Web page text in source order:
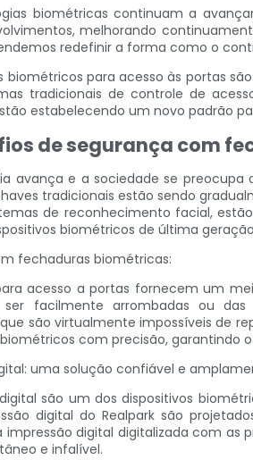
biométricas continuam a
melhorando
redefinir a forma como o
biométricos para acesso às portas
tradicionais de controle de
estabelecendo um novo padrão
de segurança com
avança e a sociedade se
tradicionais estão sendo
de reconhecimento facial,
biométricos de última
fechaduras biométricas:
acesso a portas fornecem um
facilmente arrombadas ou
são virtualmente impossíveis de
com precisão, garantindo
uma solução confiável e
são um dos dispositivos
digital do Realpark são
impressão digital digitalizada com
e infalível.